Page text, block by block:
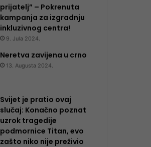
prijatelj” – Pokrenuta
kampanja za izgradnju
inkluzivnog centra!
9. Jula 2024.
Neretva zavijena u crno
13. Augusta 2024.
Svijet je pratio ovaj
slučaj: Konačno poznat
uzrok tragedije
podmornice Titan, evo
zašto niko nije preživio